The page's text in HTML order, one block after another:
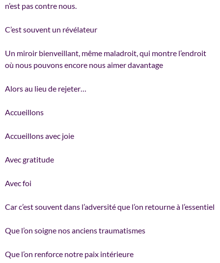
n’est pas contre nous.
C’est souvent un révélateur
Un miroir bienveillant, même maladroit, qui montre l’endroit
où nous pouvons encore nous aimer davantage
Alors au lieu de rejeter…
Accueillons
Accueillons avec joie
Avec gratitude
Avec foi
Car c’est souvent dans l’adversité que l’on retourne à l’essentiel
Que l’on soigne nos anciens traumatismes
Que l’on renforce notre paix intérieure